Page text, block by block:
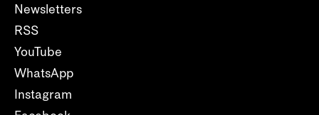
Newsletters
RSS
YouTube
WhatsApp
Instagram